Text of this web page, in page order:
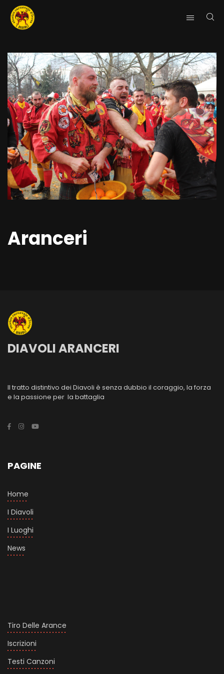
Aranceri
DIAVOLI ARANCERI
Il tratto distintivo dei Diavoli è senza dubbio il coraggio, la forza
e la passione per la battaglia
PAGINE
Home
I Diavoli
I Luoghi
News
Tiro Delle Arance
Iscrizioni
Testi Canzoni